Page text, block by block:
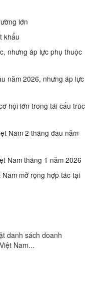
lớn
khẩu
nhưng áp lực phụ thuộc
năm 2026, nhưng áp lực
hội lớn trong tái cấu trúc
Nam 2 tháng đầu năm
Nam tháng 1 năm 2026
mở rộng hợp tác tại
danh sách doanh
Nam...